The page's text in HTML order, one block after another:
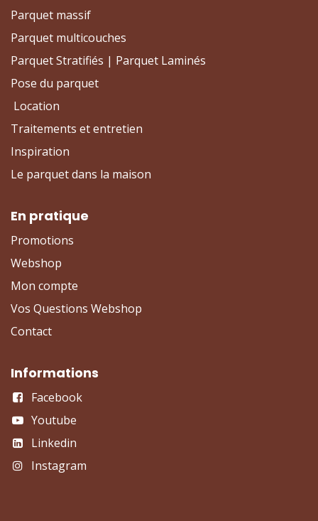
Parquet massif
Parquet multicouches
Parquet Stratifiés | Parquet Laminés
Pose du parquet
Location
Traitements et entretien
Inspiration
Le parquet dans la maison
En pratique
Promotions
Webshop
Mon compte
Vos Questions Webshop
Contact
Informations
Facebook
Youtube
Linkedin
Instagram